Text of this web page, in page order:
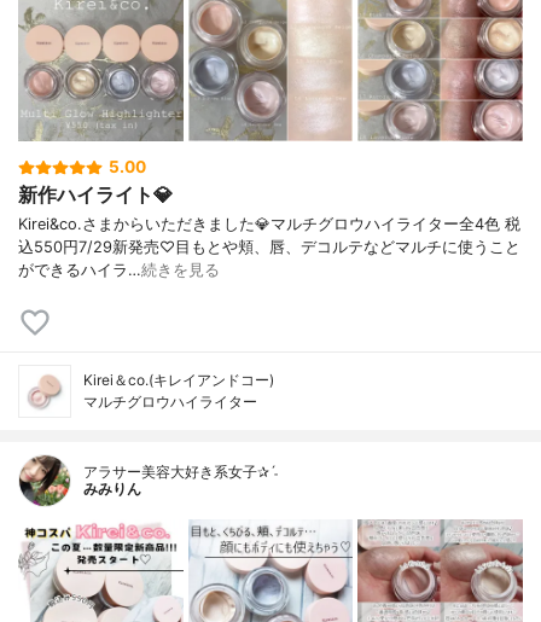
5.00
新作ハイライト💎
Kirei&co.さまからいただきました💎マルチグロウハイライター全4色 税
込550円7/29新発売♡目もとや頬、唇、デコルテなどマルチに使うこと
ができるハイラ…続きを見る
Kirei＆co.(キレイアンドコー)
マルチグロウハイライター
アラサー美容大好き系女子✰ˊ˗
みみりん